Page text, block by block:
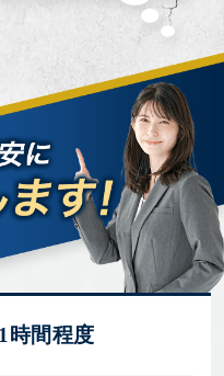
時間程度